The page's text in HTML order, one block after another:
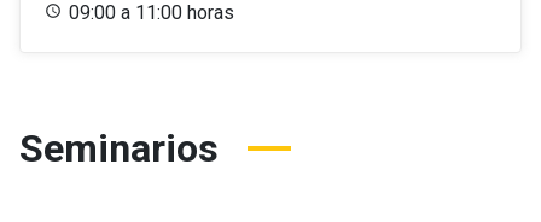
09:00 a 11:00 horas
Seminarios